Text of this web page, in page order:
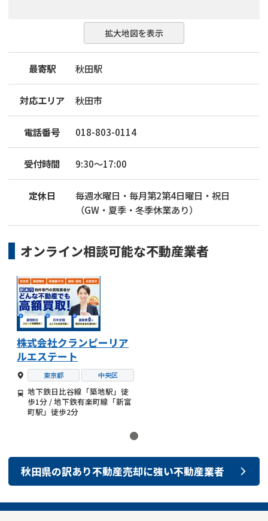
拡大地図を表示
最寄駅 秋田駅
対応エリア 秋田市
電話番号 018-803-0114
受付時間 9:30～17:00
定休日
毎週水曜日・毎月第2第4日曜日・祝日
（GW・夏季・冬季休業あり）
オンライン相談可能な不動産業者
株式会社クランピーリア
ルエステート
東京都 中央区
地下鉄日比谷線「築地駅」徒
歩1分 / 地下鉄有楽町線「新富
町駅」徒歩2分
秋田県の訳あり不動産売却に強い不動産業者